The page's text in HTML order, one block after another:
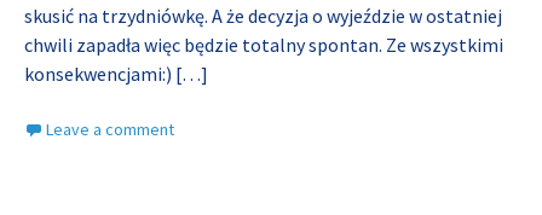
skusić na trzydniówkę. A że decyzja o wyjeździe w ostatniej
chwili zapadła więc będzie totalny spontan. Ze wszystkimi
konsekwencjami:) […]
Leave a comment